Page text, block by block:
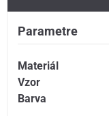
Parametre
Materiál
Vzor
Barva